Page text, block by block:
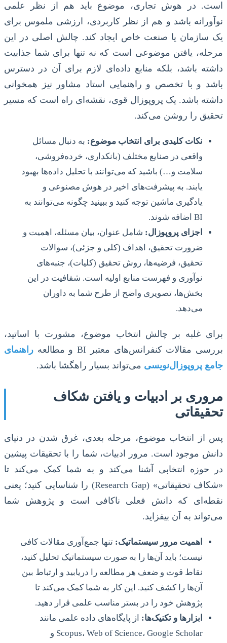
است. در هوش تجاری، موضوع باید هم از نظر علمی
نوآورانه باشد و هم از نظر کاربردی، ارزشی ملموس برای
یک سازمان یا صنعت خاص ایجاد کند. چالش اصلی در این
مرحله، یافتن موضوعی است که نه تنها برای شما جذابیت
داشته باشد، بلکه منابع داده‌ای لازم برای آن در دسترس
باشد و با تخصص و راهنمایی استاد مشاور نیز همخوانی
داشته باشد. یک پروپوزال قوی، نقشه‌ای راه است که مسیر
تحقیق را روشن می‌کند.
نکات کلیدی برای انتخاب موضوع: به دنبال مسائل
واقعی در صنایع مختلف (بانکداری، خرده‌فروشی،
سلامت و…) باشید که می‌توانند با تحلیل داده‌ها بهبود
یابند. به پیشرفت‌های اخیر در هوش مصنوعی و
یادگیری ماشین توجه کنید و ببینید چگونه می‌توانند به
BI اضافه شوند.
اجزای پروپوزال: شامل عنوان، بیان مسئله، اهمیت و
ضرورت تحقیق، اهداف (کلی و جزئی)، سوالات
تحقیق، فرضیه‌ها، روش تحقیق (کلیات)، جنبه‌های
نوآوری و فهرست منابع اولیه است. شفافیت در این
بخش‌ها، تصویری واضح از طرح شما به داوران
می‌دهد.
برای غلبه بر چالش انتخاب موضوع، مشورت با اساتید،
بررسی مقالات کنفرانس‌های معتبر BI و مطالعه
راهنمای
جامع پروپوزال‌نویسی می‌تواند بسیار راهگشا باشد.
مروری بر ادبیات و یافتن شکاف
تحقیقاتی
پس از انتخاب موضوع، مرحله بعدی، غرق شدن در دنیای
دانش موجود است. مرور ادبیات، شما را با تحقیقات پیشین
در حوزه انتخابی آشنا می‌کند و به شما کمک می‌کند تا
«شکاف تحقیقاتی» (Research Gap) را شناسایی کنید؛ یعنی
نقطه‌ای که دانش فعلی ناکافی است و پژوهش شما
می‌تواند به آن بیفزاید.
اهمیت مرور سیستماتیک: تنها جمع‌آوری مقالات کافی
نیست؛ باید آن‌ها را به صورت سیستماتیک تحلیل کنید،
نقاط قوت و ضعف هر مطالعه را دریابید و ارتباط بین
آن‌ها را کشف کنید. این کار به شما کمک می‌کند تا
پژوهش خود را در بستر مناسب علمی قرار دهید.
ابزارها و تکنیک‌ها: از پایگاه‌های داده علمی مانند
Scopus، Web of Science، Google Scholar و